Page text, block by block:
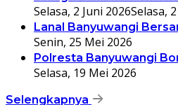
Selasa, 2 Juni 2026Selasa,
Lanal Banyuwangi
Senin, 25 Mei 2026
Polresta Banyuwangi
Selasa, 19 Mei 2026
Selengkapnya